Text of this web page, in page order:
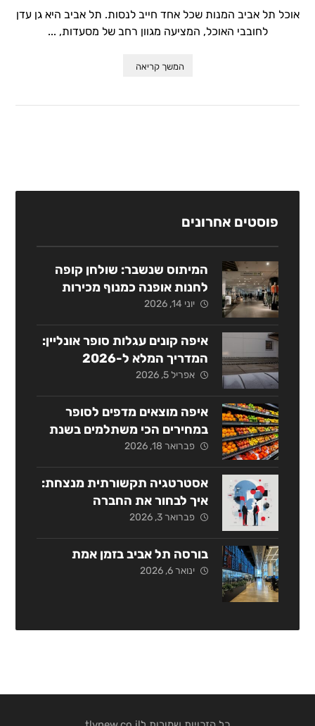
אוכל תל אביב המנות שכל אחד חייב לנסות. תל אביב היא גן עדן
לחובבי האוכל, המציעה מגוון רחב של מסעדות, ...
המשך קריאה
פוסטים אחרונים
המיתוס שנשבר: שולחן קופה
לחנות אופנה כמנוף מכירות
אסטרטגי
יוני 14, 2026
איפה קונים עגלות סופר אונליין:
המדריך המלא ל-2026
אפריל 5, 2026
איפה מוצאים מדפים לסופר
במחירים הכי משתלמים בשנת
2026?
פברואר 18, 2026
אסטרטגיה תקשורתית מנצחת:
איך לבחור את החברה
המתאימה בישראל?
פברואר 3, 2026
בורסה תל אביב בזמן אמת
ינואר 6, 2026